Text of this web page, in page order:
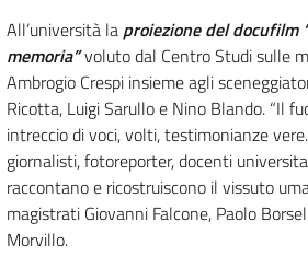
All’università la proiezione del docufilm
memoria”voluto dal Centro Studi sulle
Ambrogio Crespi insieme agli
Ricotta, Luigi Sarullo e Nino Blando. “Il
intreccio di voci, volti, testimonianze
giornalisti, fotoreporter, docenti
raccontano e ricostruiscono il vissuto
magistrati Giovanni Falcone, Paolo
Morvillo.